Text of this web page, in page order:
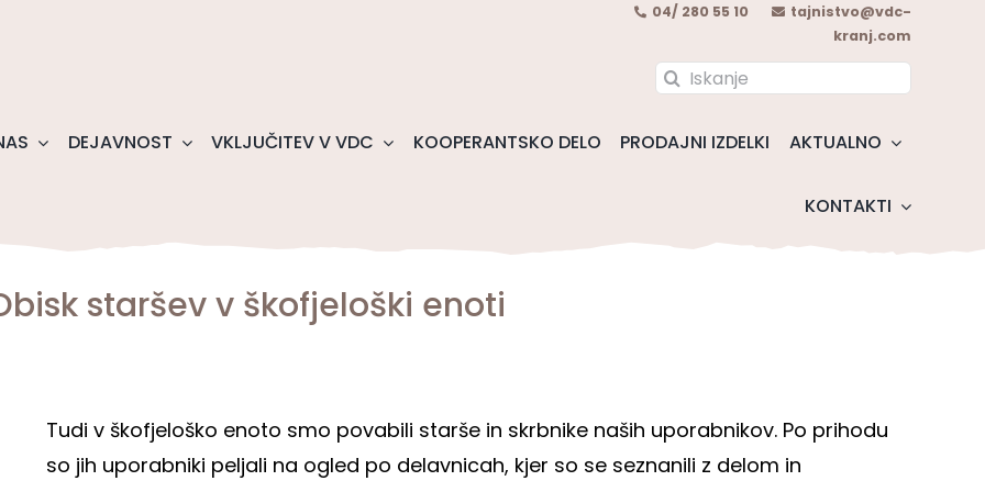
04/ 280 55 10
tajnistvo@vdc-
kranj.com
Search
DEJAVNOST VKLJUČITEV V VDC KOOPERANTSKO DELO PRODAJNI IZDELKI AKTUALNO
KONTAKTI
staršev v škofjeloški enoti
Tudi v škofjeloško enoto smo povabili starše in skrbnike naših uporabnikov. Po prihodu
so jih uporabniki peljali na ogled po delavnicah, kjer so se seznanili z delom in